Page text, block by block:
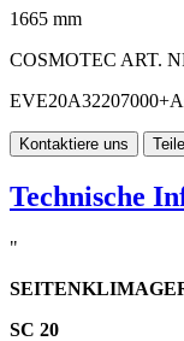
1665 mm
COSMOTEC ART.
Kontaktiere uns
Technische
"
SC 20